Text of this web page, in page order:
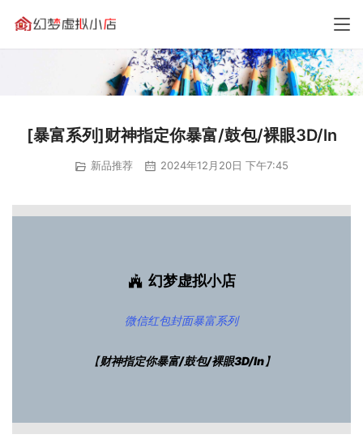
[暴富系列]财神指定你暴富/鼓包/裸眼3D/ln
新品推荐 2024年12月20日 下午7:45
幻梦虚拟小店
微信红包封面暴富系列
【财神指定你暴富/鼓包/裸眼3D/ln】